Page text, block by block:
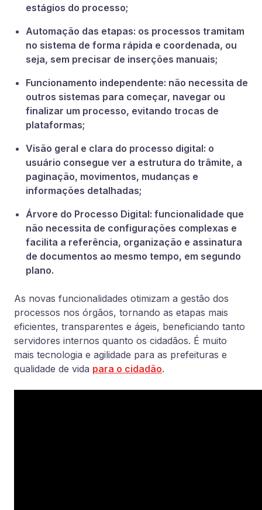
estágios do processo;
Automação das etapas: os processos tramitam
no sistema de forma rápida e coordenada, ou
seja, sem precisar de inserções manuais;
Funcionamento independente: não necessita de
outros sistemas para começar, navegar ou
finalizar um processo, evitando trocas de
plataformas;
Visão geral e clara do processo digital: o
usuário consegue ver a estrutura do trâmite, a
paginação, movimentos, mudanças e
informações detalhadas;
Árvore do Processo Digital: funcionalidade que
não necessita de configurações complexas e
facilita a referência, organização e assinatura
de documentos ao mesmo tempo, em segundo
plano.
As novas funcionalidades otimizam a gestão dos
processos nos órgãos, tornando as etapas mais
eficientes, transparentes e ágeis, beneficiando tanto
servidores internos quanto os cidadãos. É muito
mais tecnologia e agilidade para as prefeituras e
qualidade de vida para o cidadão.